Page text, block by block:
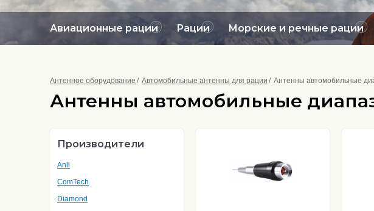
Авиационные рации Рации Морские и речные рации
Антенное оборудование Автомобильные антенны для рации Антенны автомобильные
Антенны автомобильные
Производители
Anli
ComTech
Diamond